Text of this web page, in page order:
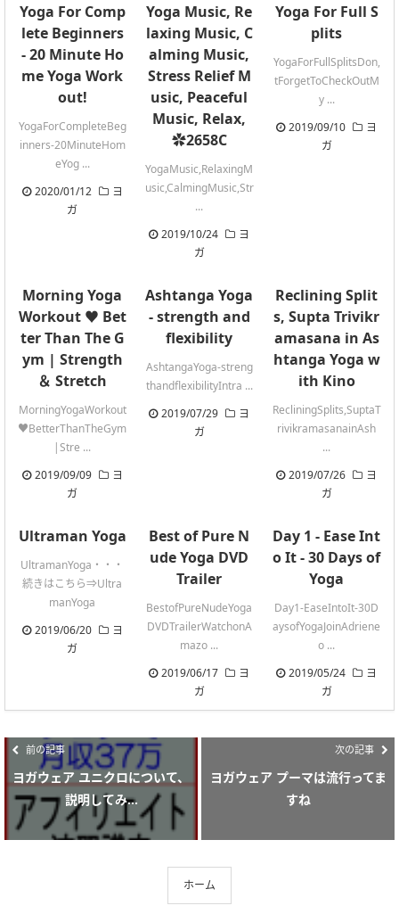
Yoga For Comp
lete Beginners
- 20 Minute Ho
me Yoga Work
out!
YogaForCompleteBeg
inners-20MinuteHom
eYog ...
2020/01/12
ヨ
ガ
Yoga Music, Re
laxing Music, C
alming Music,
Stress Relief M
usic, Peaceful
Music, Relax,
✿2658C
YogaMusic,RelaxingM
usic,CalmingMusic,Str
...
2019/10/24
ヨ
ガ
Yoga For Full S
plits
YogaForFullSplitsDon,
tForgetToCheckOutM
y ...
2019/09/10
ヨ
ガ
Morning Yoga
Workout ♥ Bet
ter Than The G
ym | Strength
＆ Stretch
MorningYogaWorkout
♥BetterThanTheGym
|Stre ...
2019/09/09
ヨ
ガ
Ashtanga Yoga
- strength and
flexibility
AshtangaYoga-streng
thandflexibilityIntra ...
2019/07/29
ヨ
ガ
Reclining Split
s, Supta Trivikr
amasana in As
htanga Yoga w
ith Kino
RecliningSplits,SuptaT
rivikramasanainAsh
...
2019/07/26
ヨ
ガ
Ultraman Yoga
UltramanYoga・・・
続きはこちら⇒Ultra
manYoga
2019/06/20
ヨ
ガ
Best of Pure N
ude Yoga DVD
Trailer
BestofPureNudeYoga
DVDTrailerWatchonA
mazo ...
2019/06/17
ヨ
ガ
Day 1 - Ease Int
o It - 30 Days of
Yoga
Day1-EaseIntoIt-30D
aysofYogaJoinAdriene
o ...
2019/05/24
ヨ
ガ
前の記事
ヨガウェア ユニクロについて、
説明してみ...
次の記事
ヨガウェア プーマは流行ってま
すね
ホーム